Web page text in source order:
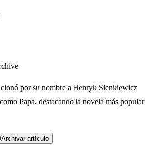
por su nombre a Henryk Sienkiewicz
Papa, destacando la novela más popular
Archivar artículo